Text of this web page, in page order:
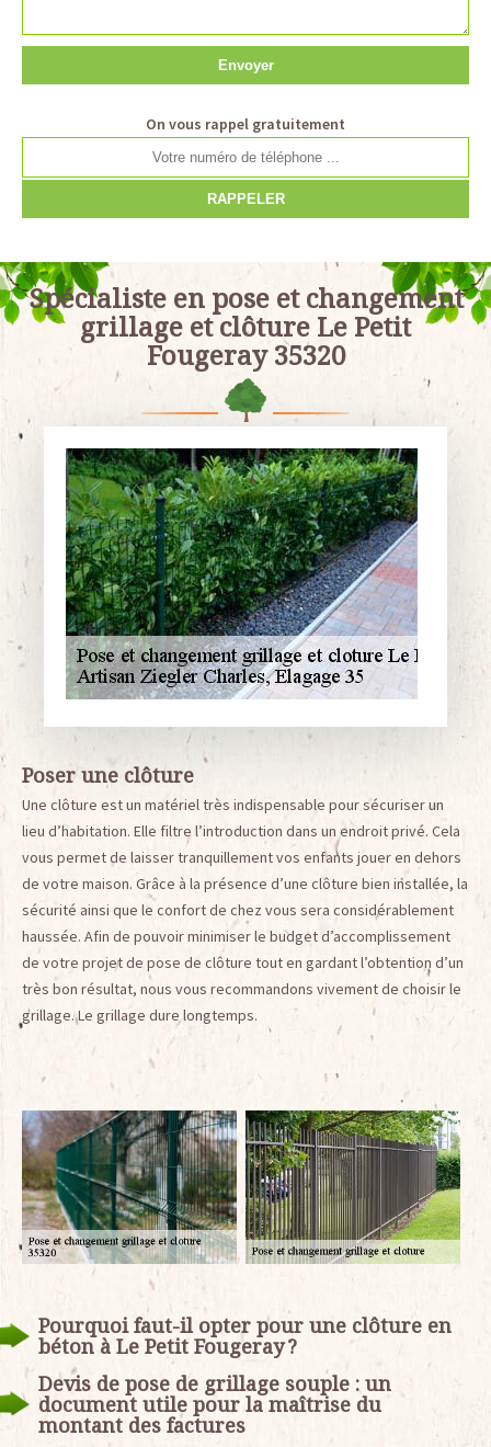
On vous rappel gratuitement
Spécialiste en pose et changement
grillage et clôture Le Petit
Fougeray 35320
Poser une clôture
Une clôture est un matériel très indispensable pour sécuriser un
lieu d’habitation. Elle filtre l’introduction dans un endroit privé. Cela
vous permet de laisser tranquillement vos enfants jouer en dehors
de votre maison. Grâce à la présence d’une clôture bien installée, la
sécurité ainsi que le confort de chez vous sera considérablement
haussée. Afin de pouvoir minimiser le budget d’accomplissement
de votre projet de pose de clôture tout en gardant l’obtention d’un
très bon résultat, nous vous recommandons vivement de choisir le
grillage. Le grillage dure longtemps.
Pourquoi faut-il opter pour une clôture en
béton à Le Petit Fougeray ?
Devis de pose de grillage souple : un
document utile pour la maîtrise du
montant des factures